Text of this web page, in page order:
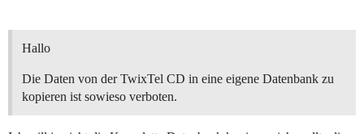
Hallo
Die Daten von der TwixTel CD in eine eigene Datenbank zu
kopieren ist sowieso verboten.